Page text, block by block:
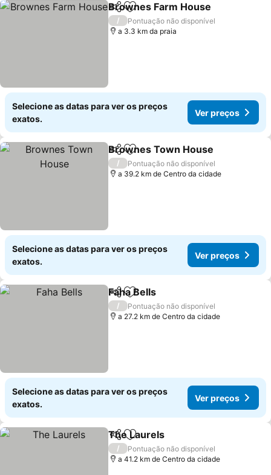
PartilharAdicionar aos favoritos
Brownes Farm House
/
Pontuação não disponível
a 3.3 km da praia
Selecione as datas para ver os preços
exatos.
Ver preços
PartilharAdicionar aos favoritos
Brownes Town House
/
Pontuação não disponível
a 39.2 km de Centro da cidade
Selecione as datas para ver os preços
exatos.
Ver preços
PartilharAdicionar aos favoritos
Faha Bells
/
Pontuação não disponível
a 27.2 km de Centro da cidade
Selecione as datas para ver os preços
exatos.
Ver preços
PartilharAdicionar aos favoritos
The Laurels
/
Pontuação não disponível
a 41.2 km de Centro da cidade